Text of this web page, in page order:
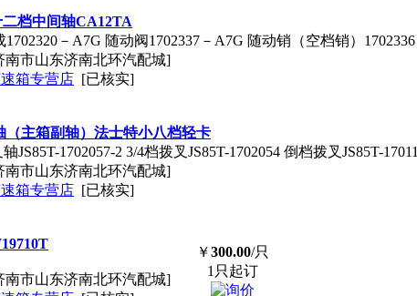
二档中间轴CA12TA
1702320－A7G 随动阀1702337－A7G 随动销（空档销）
南市山东济南北环汽配城]
箱专营店 [已核实]
（主箱副轴）法士特小八档轻卡
JS85T-1702057-2 3/4档拨叉JS85T-1702054 倒档拨叉JS85T-
南市山东济南北环汽配城]
箱专营店 [已核实]
南市山东济南北环汽配城]
￥300.00/只
1只起订